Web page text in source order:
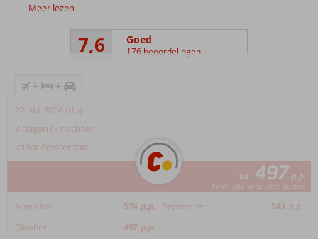
Meer lezen
7,6 Goed
176 beoordelingen
+ +
22 okt 2026 (do)
8 dagen (7 nachten)
vanaf Amsterdam
va 497 p.p.
*incl. alle verplichte kosten
Augustus 574 p.p. September 543 p.p.
Oktober
497 p.p.